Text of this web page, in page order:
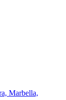
Marbella,